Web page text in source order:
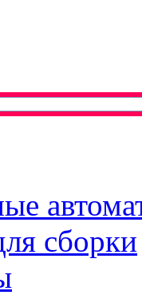
сборки